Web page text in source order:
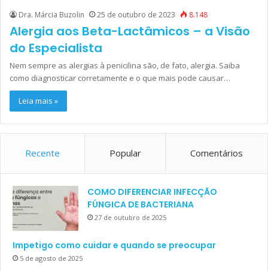
Dra. Márcia Buzolin 25 de outubro de 2023 8.148
Alergia aos Beta-Lactâmicos – a Visão
do Especialista
Nem sempre as alergias à penicilina são, de fato, alergia. Saiba
como diagnosticar corretamente e o que mais pode causar…
Leia mais »
Recente Popular Comentários
COMO DIFERENCIAR INFECÇÃO
FÚNGICA DE BACTERIANA
27 de outubro de 2025
Impetigo como cuidar e quando se preocupar
5 de agosto de 2025